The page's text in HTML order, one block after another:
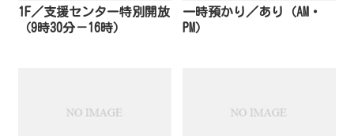
1F／支援センター特別開放
（9時30分－16時）
一時預かり／あり（AM・
PM）